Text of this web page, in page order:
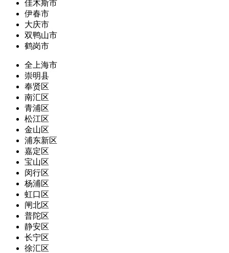
佳木斯市
伊春市
大庆市
双鸭山市
鹤岗市
全上海市
崇明县
奉贤区
南汇区
青浦区
松江区
金山区
浦东新区
嘉定区
宝山区
闵行区
杨浦区
虹口区
闸北区
普陀区
静安区
长宁区
徐汇区